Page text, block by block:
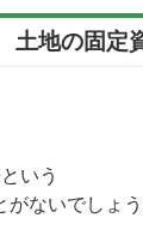
地の固定
いう
がないでしょ